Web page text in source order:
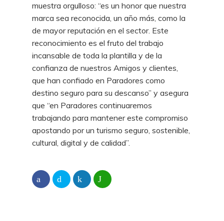
muestra orgulloso: “es un honor que nuestra
marca sea reconocida, un año más, como la
de mayor reputación en el sector. Este
reconocimiento es el fruto del trabajo
incansable de toda la plantilla y de la
confianza de nuestros Amigos y clientes,
que han confiado en Paradores como
destino seguro para su descanso” y asegura
que “en Paradores continuaremos
trabajando para mantener este compromiso
apostando por un turismo seguro, sostenible,
cultural, digital y de calidad”.